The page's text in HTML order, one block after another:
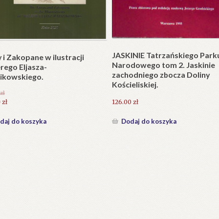
składany). Wydanie
do koszyka
Plakat w wersji składanej.